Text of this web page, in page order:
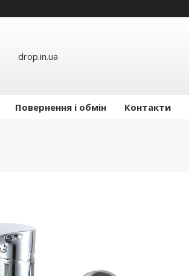
drop.in.ua
Повернення і обмін Контакти